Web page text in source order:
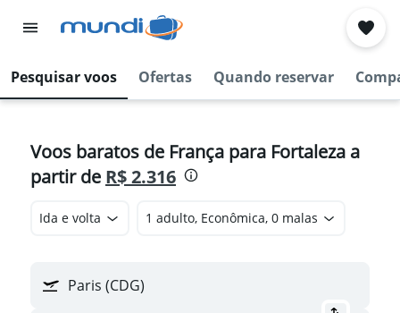
Pesquisar voos Ofertas Quando reservar
Voos baratos de França para Fortaleza a
partir de R$ 2.316
Ida e volta 1 adulto, Econômica, 0 malas
Paris (CDG)